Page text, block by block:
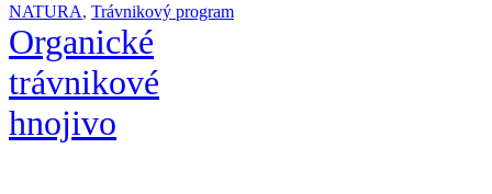
NATURA, Trávnikový program
Organické
trávnikové
hnojivo